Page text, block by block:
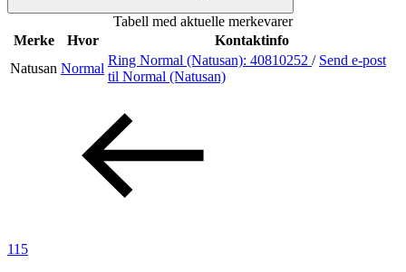
Inspirasjon
Åpningstider
Ledige stillinger
Tabell med aktuelle merkevarer
Merke
Hvor
Kontaktinfo
Natusan Normal
Ring Normal (Natusan): 40810252 / Send e-post
til Normal (Natusan)
115